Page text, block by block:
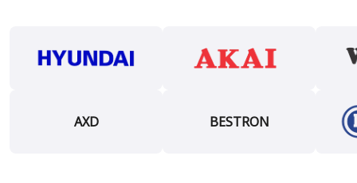
AXD BESTRON